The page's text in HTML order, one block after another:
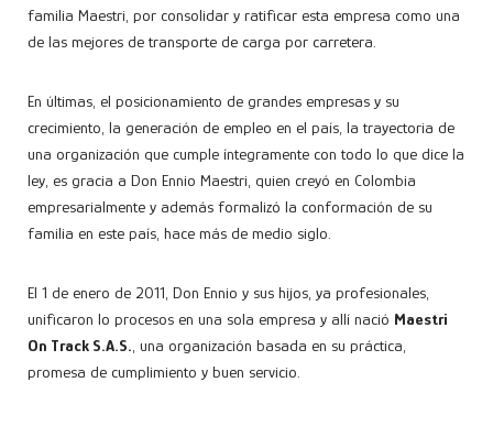
familia Maestri, por consolidar y ratificar esta empresa como una
de las mejores de transporte de carga por carretera.
En últimas, el posicionamiento de grandes empresas y su
crecimiento, la generación de empleo en el país, la trayectoria de
una organización que cumple íntegramente con todo lo que dice la
ley, es gracia a Don Ennio Maestri, quien creyó en Colombia
empresarialmente y además formalizó la conformación de su
familia en este país, hace más de medio siglo.
El 1 de enero de 2011, Don Ennio y sus hijos, ya profesionales,
unificaron lo procesos en una sola empresa y allí nació Maestri
On Track S.A.S. , una organización basada en su práctica,
promesa de cumplimiento y buen servicio.